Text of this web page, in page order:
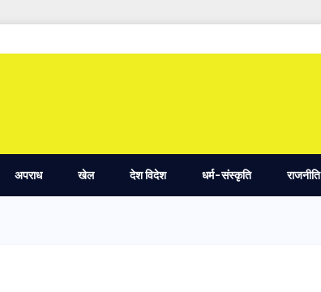
अपराध खेल देश विदेश धर्म-संस्कृति राजनीति